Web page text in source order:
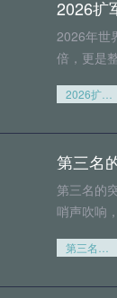
2026年世
倍，更是
第三名
第三名的
哨声吹响